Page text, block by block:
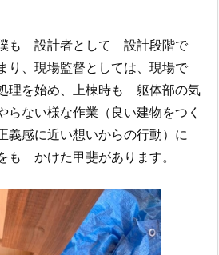
も 設計者として 設計段階で
、現場監督としては、現場で
理を始め、上棟時も 躯体部の気
ない様な作業（良い建物をつく
義感に近い想いからの行動）に
も かけた甲斐があります。